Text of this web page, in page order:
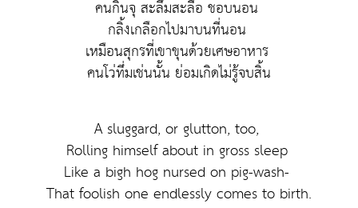
คนกินจุ สะลึมสะลือ ชอบนอน
กลิ้งเกลือกไปมาบนที่นอน
เหมือนสุกรที่เขาขุนด้วยเศษอาหาร
คนโว่ทึ่มเช่นนั้น ย่อมเกิดไม่รู้จบสิ้น
A sluggard, or glutton, too,
Rolling himself about in gross sleep
Like a bigh hog nursed on pig-wash-
That foolish one endlessly comes to birth.